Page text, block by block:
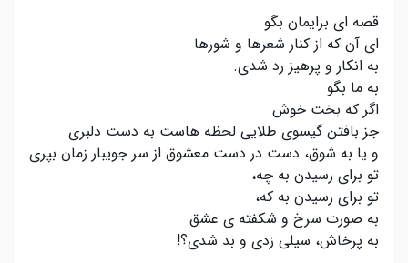
قصه ای برایمان بگو
ای آن که از کنار شعرها و شورها
به انکار و پرهیز رد شدی.
به ما بگو
اگر که بخت خوش
جز بافتن گیسوی طلایی لحظه هاست به دست دلبری
و یا به شوق، دست در دست معشوق از سر جویبار زمان بپری
تو برای رسیدن به چه،
تو برای رسیدن به که،
به صورت سرخ و شکفته ی عشق
به پرخاش، سیلی زدی و بد شدی؟!